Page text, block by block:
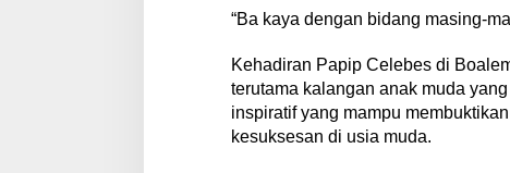
“Ba kaya dengan bidang masing-
Kehadiran Papip Celebes di
terutama kalangan anak muda
inspiratif yang mampu
kesuksesan di usia muda.